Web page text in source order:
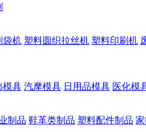
袋机 塑料圆织拉丝机 塑料印刷机
模具 汽摩模具 日用品模具 医化模
制品 鞋革类制品 塑料配件制品